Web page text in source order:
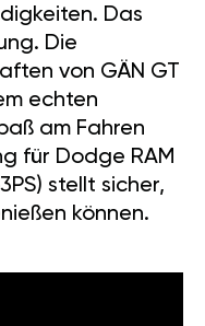
Das
Die
von GÄN GT
echten
am Fahren
für Dodge RAM
stellt sicher,
können.